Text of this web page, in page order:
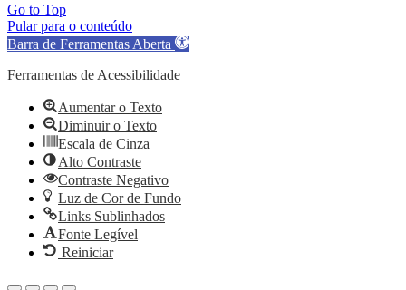
Go to Top
Pular para o conteúdo
Barra de Ferramentas Aberta
Ferramentas de Acessibilidade
Aumentar o Texto
Diminuir o Texto
Escala de Cinza
Alto Contraste
Contraste Negativo
Luz de Cor de Fundo
Links Sublinhados
Fonte Legível
Reiniciar